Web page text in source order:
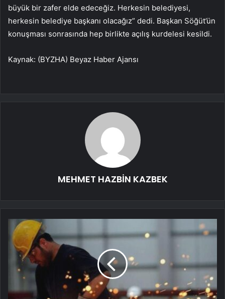
büyük bir zafer elde edeceğiz. Herkesin belediyesi,
herkesin belediye başkanı olacağız” dedi. Başkan Söğüt’ün
konuşması sonrasında hep birlikte açılış kurdelesi kesildi.
Kaynak: (BYZHA) Beyaz Haber Ajansı
MEHMET HAZBİN KAZBEK